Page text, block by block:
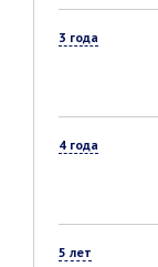
3 года
4 года
5 лет